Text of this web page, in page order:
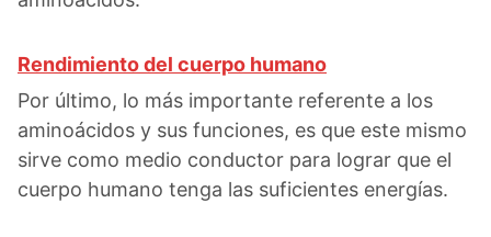
Rendimiento del cuerpo humano
Por último, lo más importante referente a los
aminoácidos y sus funciones, es que este mismo
sirve como medio conductor para lograr que el
cuerpo humano tenga las suficientes energías.